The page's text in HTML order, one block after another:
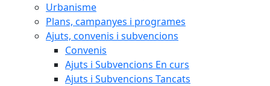
Urbanisme
Plans, campanyes i programes
Ajuts, convenis i subvencions
Convenis
Ajuts i Subvencions En curs
Ajuts i Subvencions Tancats